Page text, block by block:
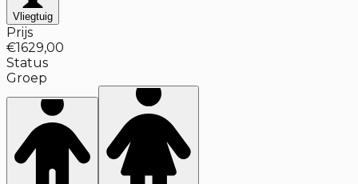
Vliegtuig
Prijs
€1629,00
Status
Groep